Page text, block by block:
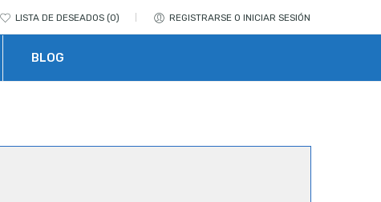
LISTA DE DESEADOS 0 REGISTRARSE O INICIAR SESIÓN
BLOG